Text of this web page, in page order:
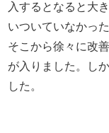
入するとなると大
いついていなかっ
そこから徐々に改
が入りました。し
した。